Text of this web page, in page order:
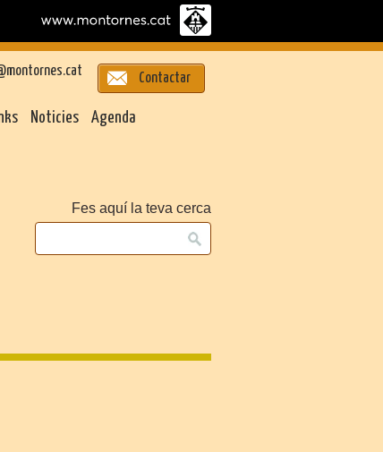
Contactar
Noticies Agenda
Fes aquí la teva cerca